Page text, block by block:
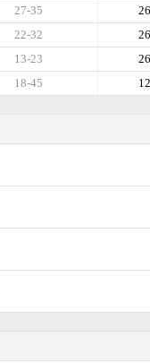
26
27-35
26
22-32
26
13-23
12
18-45